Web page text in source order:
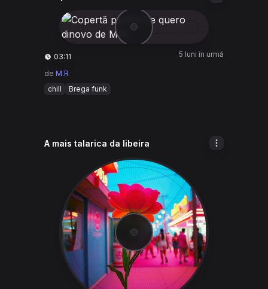
03:11 5 luni în urmă
de M.R
chill
Brega funk
A mais talarica da libeira